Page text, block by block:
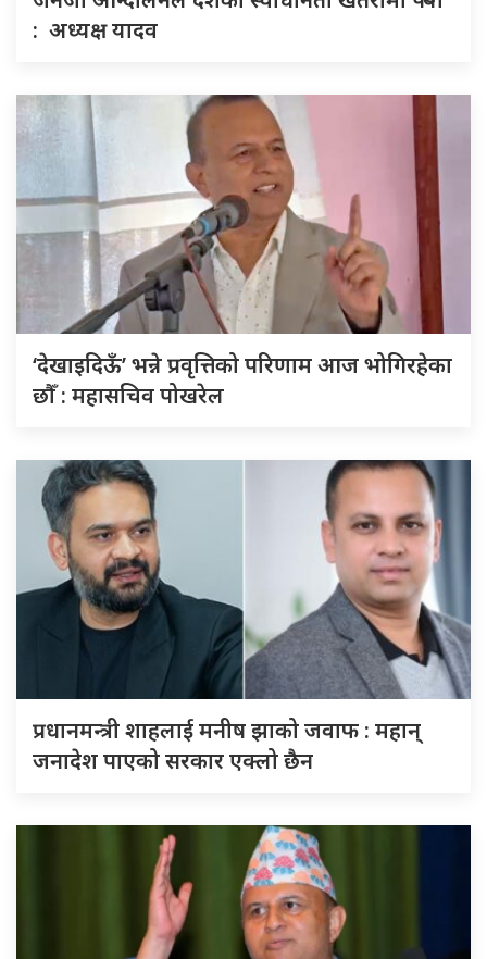
: अध्यक्ष यादव
‘देखाइदिऊँ’ भन्ने प्रवृत्तिको परिणाम आज भोगिरहेका
छौँ : महासचिव पोखरेल
प्रधानमन्त्री शाहलाई मनीष झाको जवाफ : महान्
जनादेश पाएको सरकार एक्लो छैन